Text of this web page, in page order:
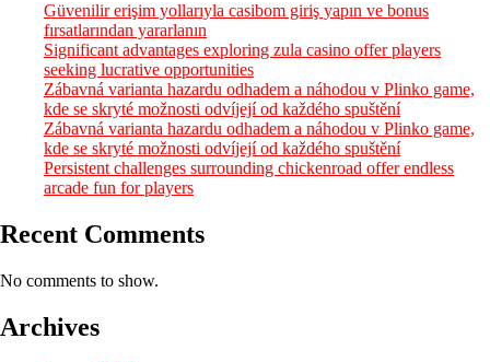
Güvenilir erişim yollarıyla casibom giriş yapın ve bonus
fırsatlarından yararlanın
Significant advantages exploring zula casino offer players
seeking lucrative opportunities
Zábavná varianta hazardu odhadem a náhodou v Plinko game,
kde se skryté možnosti odvíjejí od každého spuštění
Zábavná varianta hazardu odhadem a náhodou v Plinko game,
kde se skryté možnosti odvíjejí od každého spuštění
Persistent challenges surrounding chickenroad offer endless
arcade fun for players
Recent Comments
No comments to show.
Archives